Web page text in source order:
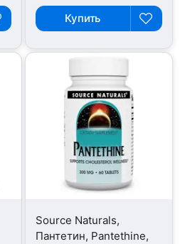
Купить
Source Naturals,
Пантетин, Pantethine,